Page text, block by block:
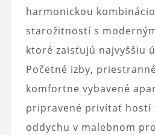
harmonickou
starožitností s
ktoré zaisťujú najvyššiu
Početné izby,
komfortne vybavené
pripravené privítať hostí
oddychu v malebnom